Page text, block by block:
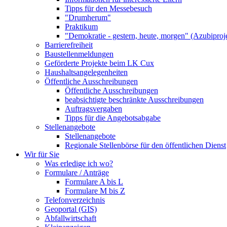
Tipps für den Messebesuch
"Drumherum"
Praktikum
"Demokratie - gestern, heute, morgen"
Barrierefreiheit
Baustellenmeldungen
Geförderte Projekte beim LK Cux
Haushaltsangelegenheiten
Öffentliche Ausschreibungen
Öffentliche Ausschreibungen
beabsichtigte beschränkte Ausschreibungen
Auftragsvergaben
Tipps für die Angebotsabgabe
Stellenangebote
Stellenangebote
Regionale Stellenbörse für den öffentlichen Dienst
Wir für Sie
Was erledige ich wo?
Formulare / Anträge
Formulare A bis L
Formulare M bis Z
Telefonverzeichnis
Geoportal (GIS)
Abfallwirtschaft